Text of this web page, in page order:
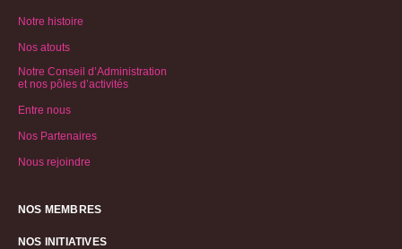
Notre histoire
Nos atouts
Notre Conseil d’Administration
et nos pôles d’activités
Entre nous
Nos Partenaires
Nous rejoindre
NOS MEMBRES
NOS INITIATIVES